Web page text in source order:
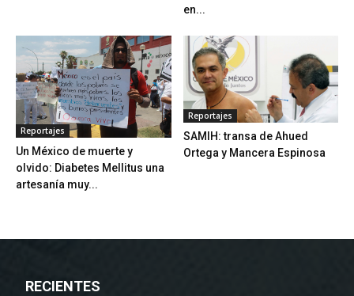
en...
Reportajes
Un México de muerte y
olvido: Diabetes Mellitus una
artesanía muy...
Reportajes
SAMIH: transa de Ahued
Ortega y Mancera Espinosa
RECIENTES